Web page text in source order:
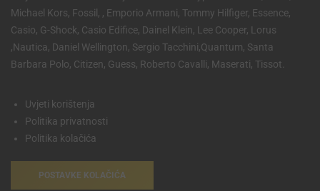
Michael Kors, Fossil, , Emporio Armani, Tommy Hilfiger, Essence,
Casio, G-Shock, Casio Edifice, Dainel Klein, Lee Cooper, Lorus
,Nautica, Daniel Wellington, Sergio Tacchini,Quantum, Santa
Barbara Polo, Citizen, Guess, Roberto Cavalli, Maserati, Tissot.
Uvjeti korištenja
Politika privatnosti
Politika kolačića
POSTAVKE KOLAČIĆA